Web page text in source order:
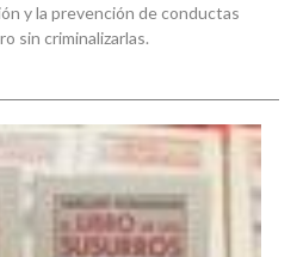
y la prevención de conductas
sin criminalizarlas.